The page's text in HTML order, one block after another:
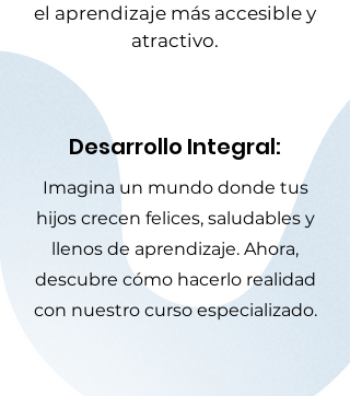
el aprendizaje más accesible y
atractivo.
Desarrollo Integral:
Imagina un mundo donde tus
hijos crecen felices, saludables y
llenos de aprendizaje. Ahora,
descubre cómo hacerlo realidad
con nuestro curso especializado.